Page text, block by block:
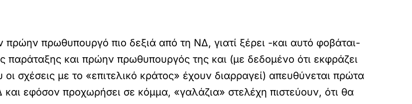
πρωθυπουργό πιο δεξιά από τη ΝΔ, γιατί ξέρει -και αυτό φοβάται-
παράταξης και πρώην πρωθυπουργός της και (με δεδομένο ότι εκφράζει
σχέσεις με το «επιτελικό κράτος» έχουν διαρραγεί) απευθύνεται πρώτα
εφόσον προχωρήσει σε κόμμα, «γαλάζια» στελέχη πιστεύουν, ότι θα